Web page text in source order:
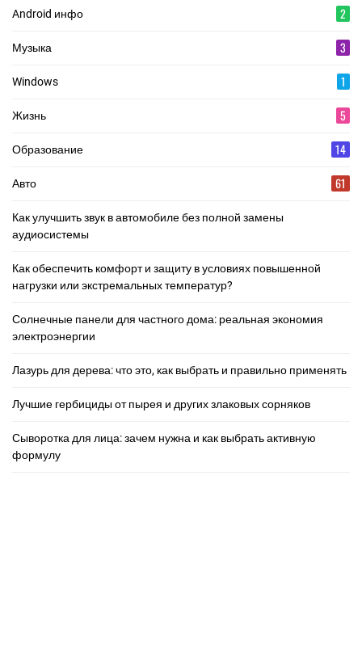
Android инфо 2
Музыка 3
Windows 1
Жизнь 5
Образование 14
Авто 61
Как улучшить звук в автомобиле без полной замены
аудиосистемы
Как обеспечить комфорт и защиту в условиях повышенной
нагрузки или экстремальных температур?
Солнечные панели для частного дома: реальная экономия
электроэнергии
Лазурь для дерева: что это, как выбрать и правильно применять
Лучшие гербициды от пырея и других злаковых сорняков
Сыворотка для лица: зачем нужна и как выбрать активную
формулу